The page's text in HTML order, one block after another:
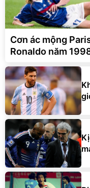
Cơn ác mộng
Ronaldo năm